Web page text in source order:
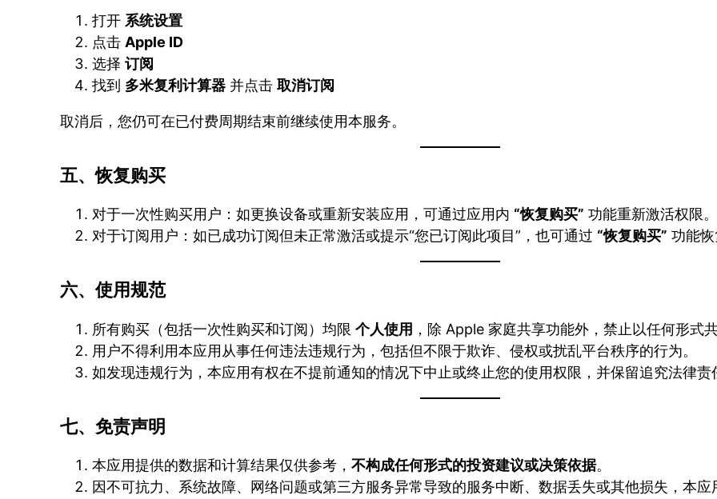
打开 系统设置
点击 Apple ID
选择订阅
找到 多米复利计算器 并点击取消订阅
取消后，您仍可在已付费周期结束前继续使用本服务。
五、恢复购买
对于一次性购买用户：如更换设备或重新安装应用，可通过应用内 “恢复购买” 功能重新激活权限
对于订阅用户：如已成功订阅但未正常激活或提示“您已订阅此项目”，也可通过 “恢复购买” 功能
六、使用规范
所有购买（包括一次性购买和订阅）均限个人使用 ，除 Apple 家庭共享功能外，禁止以任何形式
用户不得利用本应用从事任何违法违规行为，包括但不限于欺诈、侵权或扰乱平台秩序的行为。
如发现违规行为，本应用有权在不提前通知的情况下中止或终止您的使用权限，并保留追究法律责
七、免责声明
本应用提供的数据和计算结果仅供参考，不构成任何形式的投资建议或决策依据。
因不可抗力、系统故障、网络问题或第三方服务异常导致的服务中断、数据丢失或其他损失，本